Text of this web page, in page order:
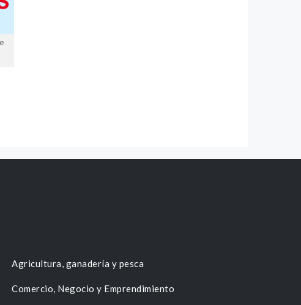
Agricultura, ganadería y pesca
Comercio, Negocio y Emprendimiento